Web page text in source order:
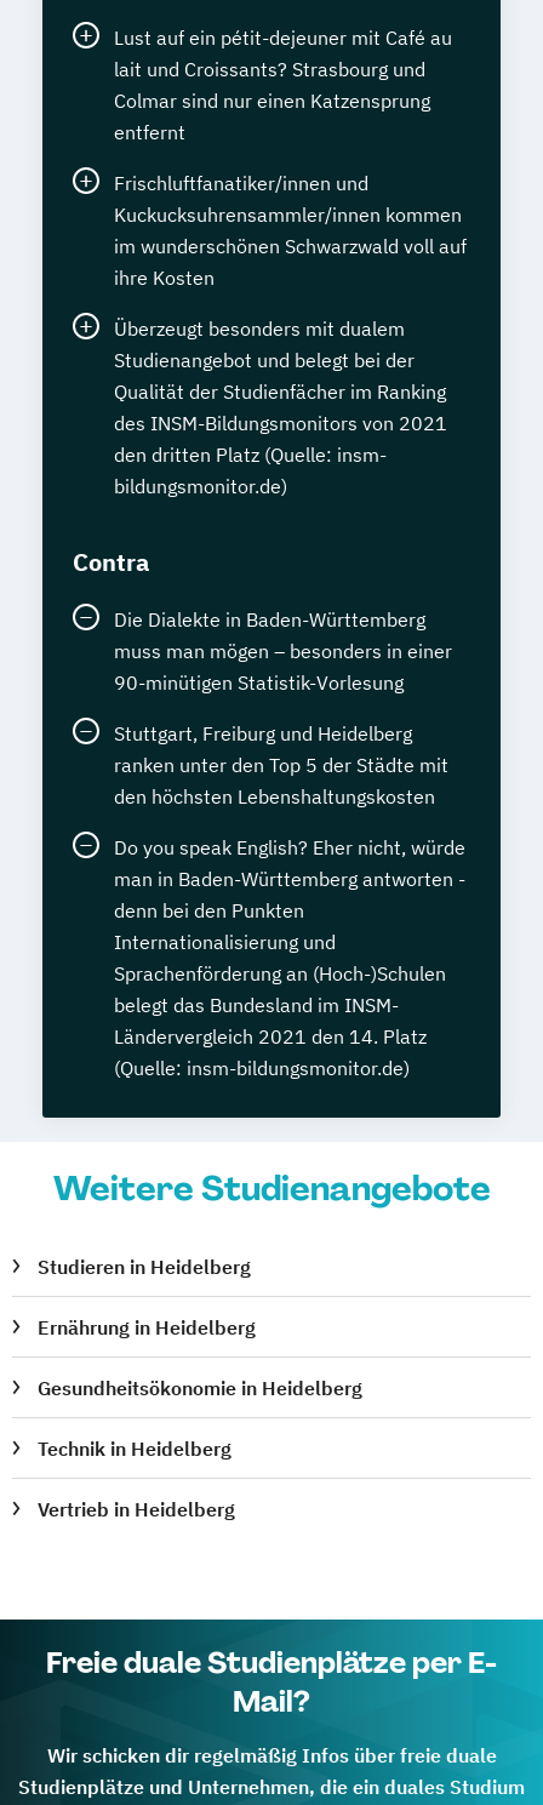
Lust auf ein pétit-dejeuner mit Café au
lait und Croissants? Strasbourg und
Colmar sind nur einen Katzensprung
entfernt
Frischluftfanatiker/innen und
Kuckucksuhrensammler/innen kommen
im wunderschönen Schwarzwald voll auf
ihre Kosten
Überzeugt besonders mit dualem
Studienangebot und belegt bei der
Qualität der Studienfächer im Ranking
des INSM-Bildungsmonitors von 2021
den dritten Platz (Quelle: insm-
bildungsmonitor.de)
Contra
Die Dialekte in Baden-Württemberg
muss man mögen – besonders in einer
90-minütigen Statistik-Vorlesung
Stuttgart, Freiburg und Heidelberg
ranken unter den Top 5 der Städte mit
den höchsten Lebenshaltungskosten
Do you speak English? Eher nicht, würde
man in Baden-Württemberg antworten -
denn bei den Punkten
Internationalisierung und
Sprachenförderung an (Hoch-)Schulen
belegt das Bundesland im INSM-
Ländervergleich 2021 den 14. Platz
(Quelle: insm-bildungsmonitor.de)
Weitere Studienangebote
Studieren in Heidelberg
Ernährung in Heidelberg
Gesundheitsökonomie in Heidelberg
Technik in Heidelberg
Vertrieb in Heidelberg
Freie duale Studienplätze per E-
Mail?
Wir schicken dir regelmäßig Infos über freie duale
Studienplätze und Unternehmen, die ein duales Studium